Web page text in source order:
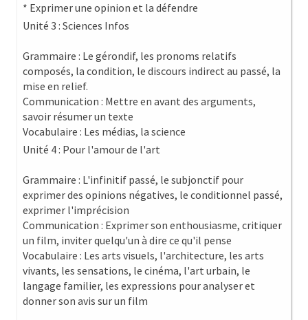
* Exprimer une opinion et la défendre
Unité 3 : Sciences Infos
Grammaire : Le gérondif, les pronoms relatifs
composés, la condition, le discours indirect au passé, la
mise en relief.
Communication : Mettre en avant des arguments,
savoir résumer un texte
Vocabulaire : Les médias, la science
Unité 4 : Pour l'amour de l'art
Grammaire : L'infinitif passé, le subjonctif pour
exprimer des opinions négatives, le conditionnel passé,
exprimer l'imprécision
Communication : Exprimer son enthousiasme, critiquer
un film, inviter quelqu'un à dire ce qu'il pense
Vocabulaire : Les arts visuels, l'architecture, les arts
vivants, les sensations, le cinéma, l'art urbain, le
langage familier, les expressions pour analyser et
donner son avis sur un film